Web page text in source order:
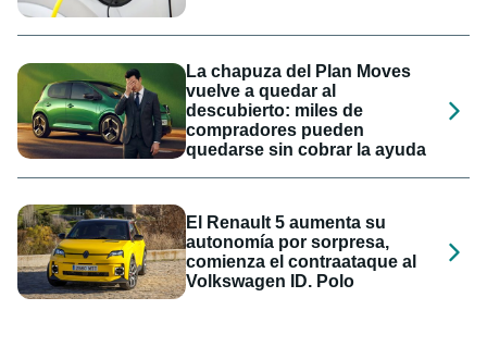
La chapuza del Plan Moves
vuelve a quedar al
descubierto: miles de
compradores pueden
quedarse sin cobrar la ayuda
El Renault 5 aumenta su
autonomía por sorpresa,
comienza el contraataque al
Volkswagen ID. Polo